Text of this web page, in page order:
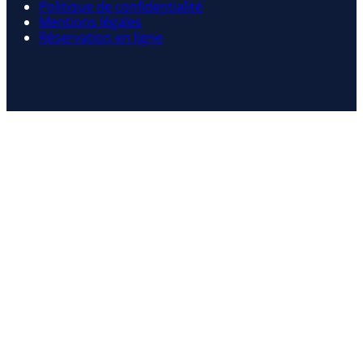
Politique de confidentialité
Mentions légales
Réservation en ligne